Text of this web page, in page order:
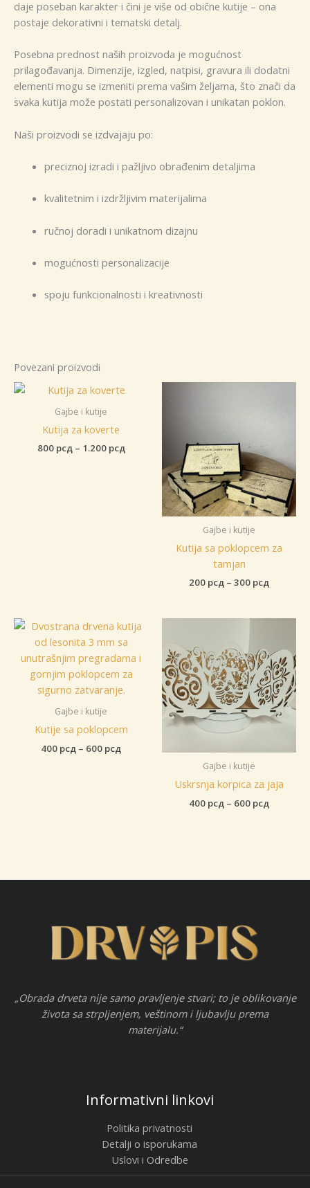
daje poseban karakter i čini je više od obične kutije – ona
postaje dekorativni i tematski detalj.
Posebna prednost naših proizvoda je mogućnost
prilagođavanja. Dimenzije, izgled, natpisi, gravura ili dodatni
elementi mogu se izmeniti prema vašim željama, što znači da
svaka kutija može postati personalizovan i unikatan poklon.
Naši proizvodi se izdvajaju po:
preciznoj izradi i pažljivo obrađenim detaljima
kvalitetnim i izdržljivim materijalima
ručnoj doradi i unikatnom dizajnu
mogućnosti personalizacije
spoju funkcionalnosti i kreativnosti
Povezani proizvodi
Gajbe i kutije
Kutija za koverte
800 рсд – 1.200 рсдRaspon
1.200 рсд
Gajbe i kutije
Kutija sa poklopcem za
tamjan
200 рсд – 300 рсд
200 рсд
Gajbe i kutije
Kutije sa poklopcem
400 рсд – 600 рсд
Gajbe i kutije
Uskrsnja korpica za jaja
400 рсд – 600 рсд
„Obrada drveta nije samo pravljenje stvari; to je oblikovanje
života sa strpljenjem, veštinom i ljubavlju prema
materijalu.“
Informativni linkovi
Politika privatnosti
Detalji o isporukama
Uslovi i Odredbe